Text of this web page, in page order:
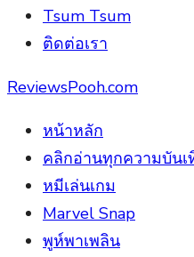
Tsum Tsum
ติดต่อเรา
ReviewsPooh.com
หน้าหลัก
คลิกอ่านทุกความบันเ
หมีเล่นเกม
Marvel Snap
พูห์พาเพลิน